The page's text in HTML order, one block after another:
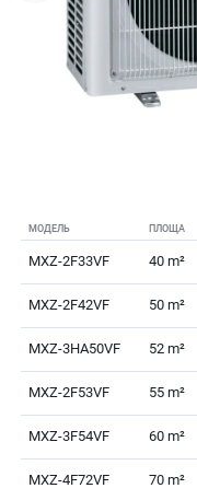
МОДЕЛЬ ПЛОЩА
MXZ-2F33VF 40 m²
MXZ-2F42VF 50 m²
MXZ-3HA50VF 52 m²
MXZ-2F53VF 55 m²
MXZ-3F54VF 60 m²
MXZ-4F72VF 70 m²